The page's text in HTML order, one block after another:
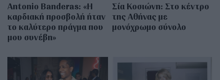
Antonio Banderas: «Η
καρδιακή προσβολή ήταν
το καλύτερο πράγμα που
μου συνέβη»
Σία Κοσιώνη: Στο κέντρο
της Αθήνας με
μονόχρωμο σύνολο